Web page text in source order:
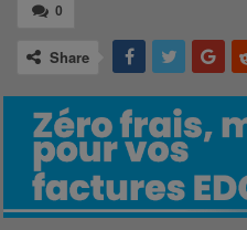
0
Share